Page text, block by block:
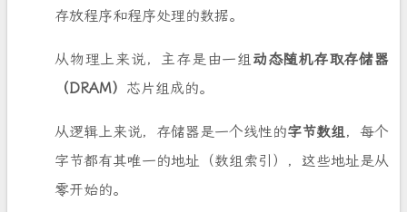
存放程序和程序处理的数据。
从物理上来说，主存是由一组动态随机存取存储器
（DRAM） 芯片组成的。
从逻辑上来说，存储器是一个线性的字节数组，每个
字节都有其唯一的地址（数组索引），这些地址是从
零开始的。